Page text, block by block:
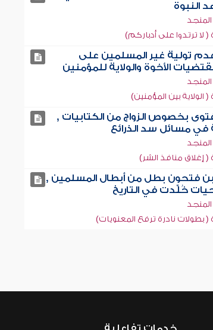
النبوة
ترتدوا على أدباركم)
تولية غير المسلمين على
الأخوة والولاية للمؤمنين
بين المؤمنين)
بخصوص الزواج من الكتابيات ,
في مسائل سد الذرائع
إغلاق منافذ الشر)
فتحون بطل من أبطال المسلمين ,
خُلِّدت في التاريخ
نادرة ترفع المعنويات)